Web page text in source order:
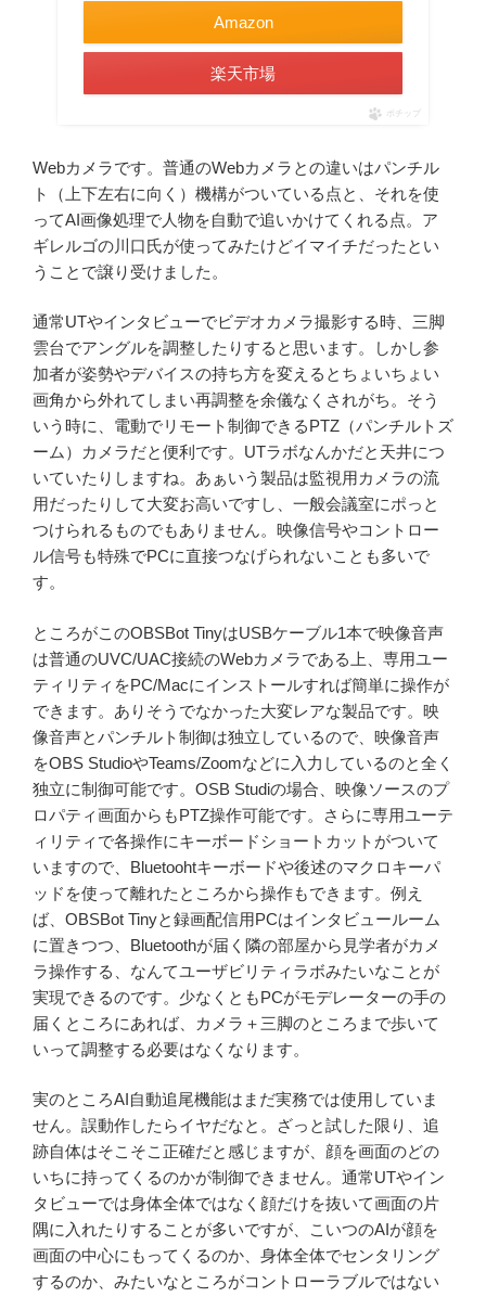
Amazon
楽天市場
ポチップ
Webカメラです。普通のWebカメラとの違いはパンチル
ト（上下左右に向く）機構がついている点と、それを使
ってAI画像処理で人物を自動で追いかけてくれる点。ア
ギレルゴの川口氏が使ってみたけどイマイチだったとい
うことで譲り受けました。
通常UTやインタビューでビデオカメラ撮影する時、三脚
雲台でアングルを調整したりすると思います。しかし参
加者が姿勢やデバイスの持ち方を変えるとちょいちょい
画角から外れてしまい再調整を余儀なくされがち。そう
いう時に、電動でリモート制御できるPTZ（パンチルトズ
ーム）カメラだと便利です。UTラボなんかだと天井につ
いていたりしますね。あぁいう製品は監視用カメラの流
用だったりして大変お高いですし、一般会議室にポっと
つけられるものでもありません。映像信号やコントロー
ル信号も特殊でPCに直接つなげられないことも多いで
す。
ところがこのOBSBot TinyはUSBケーブル1本で映像音声
は普通のUVC/UAC接続のWebカメラである上、専用ユー
ティリティをPC/Macにインストールすれば簡単に操作が
できます。ありそうでなかった大変レアな製品です。映
像音声とパンチルト制御は独立しているので、映像音声
をOBS StudioやTeams/Zoomなどに入力しているのと全く
独立に制御可能です。OSB Studiの場合、映像ソースのプ
ロパティ画面からもPTZ操作可能です。さらに専用ユーテ
ィリティで各操作にキーボードショートカットがついて
いますので、Bluetoohtキーボードや後述のマクロキーパ
ッドを使って離れたところから操作もできます。例え
ば、OBSBot Tinyと録画配信用PCはインタビュールーム
に置きつつ、Bluetoothが届く隣の部屋から見学者がカメ
ラ操作する、なんてユーザビリティラボみたいなことが
実現できるのです。少なくともPCがモデレーターの手の
届くところにあれば、カメラ＋三脚のところまで歩いて
いって調整する必要はなくなります。
実のところAI自動追尾機能はまだ実務では使用していま
せん。誤動作したらイヤだなと。ざっと試した限り、追
跡自体はそこそこ正確だと感じますが、顔を画面のどの
いちに持ってくるのかが制御できません。通常UTやイン
タビューでは身体全体ではなく顔だけを抜いて画面の片
隅に入れたりすることが多いですが、こいつのAIが顔を
画面の中心にもってくるのか、身体全体でセンタリング
するのか、みたいなところがコントローラブルではない